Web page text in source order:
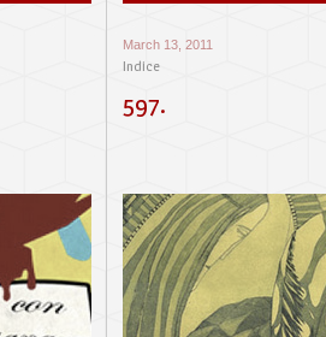
March 13, 2011
Indice
597.